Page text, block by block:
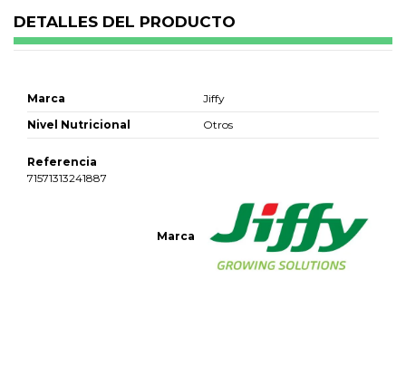
DETALLES DEL PRODUCTO
Marca
Jiffy
Nivel Nutricional
Otros
Marca
Referencia
71571313241887